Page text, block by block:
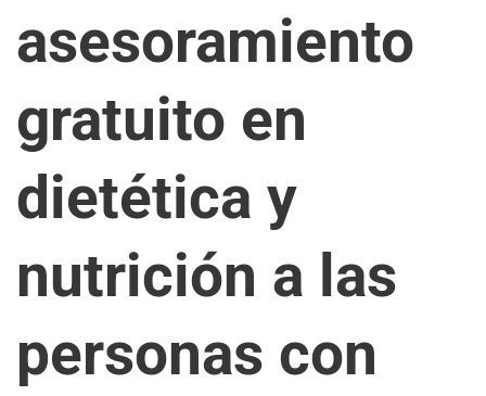
asesoramiento
gratuito en
dietética y
nutrición a las
personas con